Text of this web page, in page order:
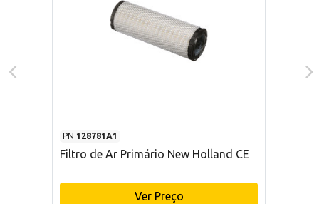
PN 128781A1
Filtro de Ar Primário New Holland CE
Ver Preço